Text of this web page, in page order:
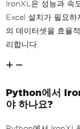
IronXL은 성능과 속
Excel 설치가 필요하
의 데이터셋을 효율
리합니다.
Python에서
야 하나요?